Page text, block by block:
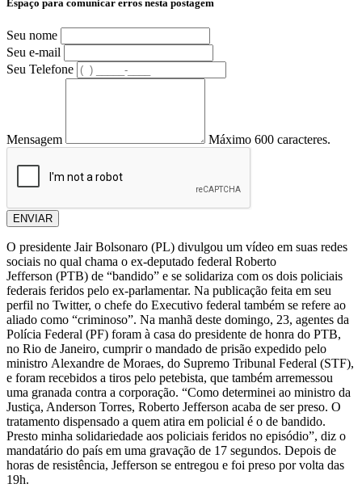
Espaço para comunicar erros nesta postagem
Seu nome
Seu e-mail
Seu Telefone
Mensagem Máximo 600 caracteres.
ENVIAR
O presidente Jair Bolsonaro (PL) divulgou um vídeo em suas redes
sociais no qual chama o ex-deputado federal Roberto
Jefferson (PTB) de “bandido” e se solidariza com os dois policiais
federais feridos pelo ex-parlamentar. Na publicação feita em seu
perfil no Twitter, o chefe do Executivo federal também se refere ao
aliado como “criminoso”. Na manhã deste domingo, 23, agentes da
Polícia Federal (PF) foram à casa do presidente de honra do PTB,
no Rio de Janeiro, cumprir o mandado de prisão expedido pelo
ministro Alexandre de Moraes, do Supremo Tribunal Federal (STF),
e foram recebidos a tiros pelo petebista, que também arremessou
uma granada contra a corporação. “Como determinei ao ministro da
Justiça, Anderson Torres, Roberto Jefferson acaba de ser preso. O
tratamento dispensado a quem atira em policial é o de bandido.
Presto minha solidariedade aos policiais feridos no episódio”, diz o
mandatário do país em uma gravação de 17 segundos. Depois de
horas de resistência, Jefferson se entregou e foi preso por volta das
19h.